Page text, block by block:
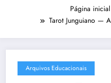
Página inicial
Tarot Junguiano —
Arquivos Educacionais